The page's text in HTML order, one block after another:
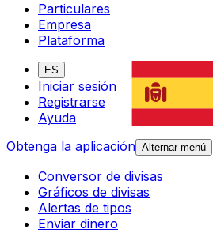
Particulares
Empresa
Plataforma
ES
Iniciar sesión
Registrarse
Ayuda
Obtenga la aplicación Alternar menú
Conversor de divisas
Gráficos de divisas
Alertas de tipos
Enviar dinero